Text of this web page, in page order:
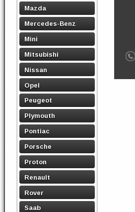
Mazda
Mercedes-Benz
Mini
Mitsubishi
Nissan
Opel
Peugeot
Plymouth
Pontiac
Porsche
Proton
Renault
Rover
Saab